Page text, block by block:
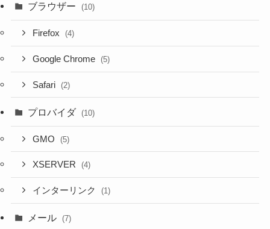
ブラウザー (10)
Firefox (4)
Google Chrome (5)
Safari (2)
プロバイダ (10)
GMO (5)
XSERVER (4)
インターリンク (1)
メール (7)